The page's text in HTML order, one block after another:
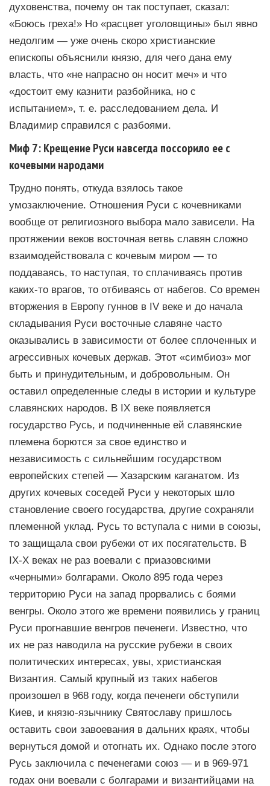
духовенства, почему он так поступает, сказал:
«Боюсь греха!» Но «расцвет уголовщины» был явно
недолгим — уже очень скоро христианские
епископы объяснили князю, для чего дана ему
власть, что «не напрасно он носит меч» и что
«достоит ему казнити разбойника, но с
испытанием», т. е. расследованием дела. И
Владимир справился с разбоями.
Миф 7: Крещение Руси навсегда поссорило ее с
кочевыми народами
Трудно понять, откуда взялось такое
умозаключение. Отношения Руси с кочевниками
вообще от религиозного выбора мало зависели. На
протяжении веков восточная ветвь славян сложно
взаимодействовала с кочевым миром — то
поддаваясь, то наступая, то сплачиваясь против
каких-то врагов, то отбиваясь от набегов. Со времен
вторжения в Европу гуннов в IV веке и до начала
складывания Руси восточные славяне часто
оказывались в зависимости от более сплоченных и
агрессивных кочевых держав. Этот «симбиоз» мог
быть и принудительным, и добровольным. Он
оставил определенные следы в истории и культуре
славянских народов. В IX веке появляется
государство Русь, и подчиненные ей славянские
племена борются за свое единство и
независимость с сильнейшим государством
европейских степей — Хазарским каганатом. Из
других кочевых соседей Руси у некоторых шло
становление своего государства, другие сохраняли
племенной уклад. Русь то вступала с ними в союзы,
то защищала свои рубежи от их посягательств. В
IX-X веках не раз воевали с приазовскими
«черными» болгарами. Около 895 года через
территорию Руси на запад прорвались с боями
венгры. Около этого же времени появились у границ
Руси прогнавшие венгров печенеги. Известно, что
их не раз наводила на русские рубежи в своих
политических интересах, увы, христианская
Византия. Самый крупный из таких набегов
произошел в 968 году, когда печенеги обступили
Киев, и князю-язычнику Святославу пришлось
оставить свои завоевания в дальних краях, чтобы
вернуться домой и отогнать их. Однако после этого
Русь заключила с печенегами союз — и в 969-971
годах они воевали с болгарами и византийцами на